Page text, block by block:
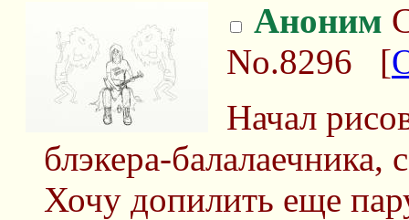
Аноним
No.8296 [
Начал
блэкера-
Хочу допилить еще